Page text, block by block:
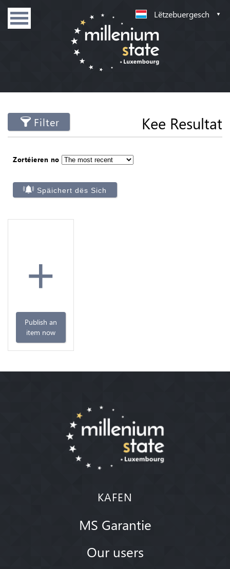
Lëtzebuergesch
Filter Kee Resultat
Zortéieren no
Späichert dës Sich
+
Publish an
item now
KAFEN
MS Garantie
Our users